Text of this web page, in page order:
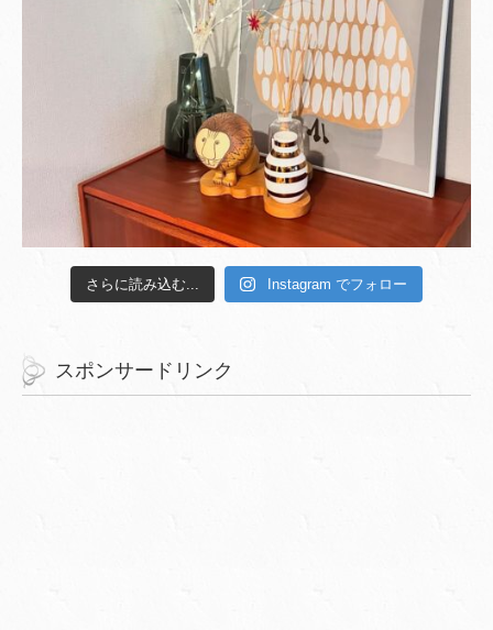
さらに読み込む... Instagram でフォロー
スポンサードリンク